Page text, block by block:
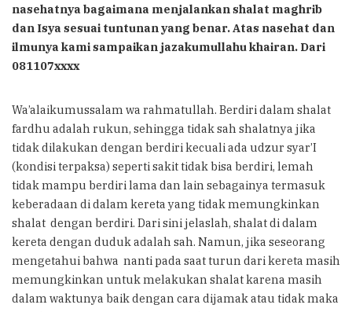
nasehatnya bagaimana menjalankan shalat maghrib
dan Isya sesuai tuntunan yang benar. Atas nasehat dan
ilmunya kami sampaikan jazakumullahu khairan. Dari
081107xxxx
Wa’alaikumussalam wa rahmatullah. Berdiri dalam shalat
fardhu adalah rukun, sehingga tidak sah shalatnya jika
tidak dilakukan dengan berdiri kecuali ada udzur syar’I
(kondisi terpaksa) seperti sakit tidak bisa berdiri, lemah
tidak mampu berdiri lama dan lain sebagainya termasuk
keberadaan di dalam kereta yang tidak memungkinkan
shalat dengan berdiri. Dari sini jelaslah, shalat di dalam
kereta dengan duduk adalah sah. Namun, jika seseorang
mengetahui bahwa nanti pada saat turun dari kereta masih
memungkinkan untuk melakukan shalat karena masih
dalam waktunya baik dengan cara dijamak atau tidak maka